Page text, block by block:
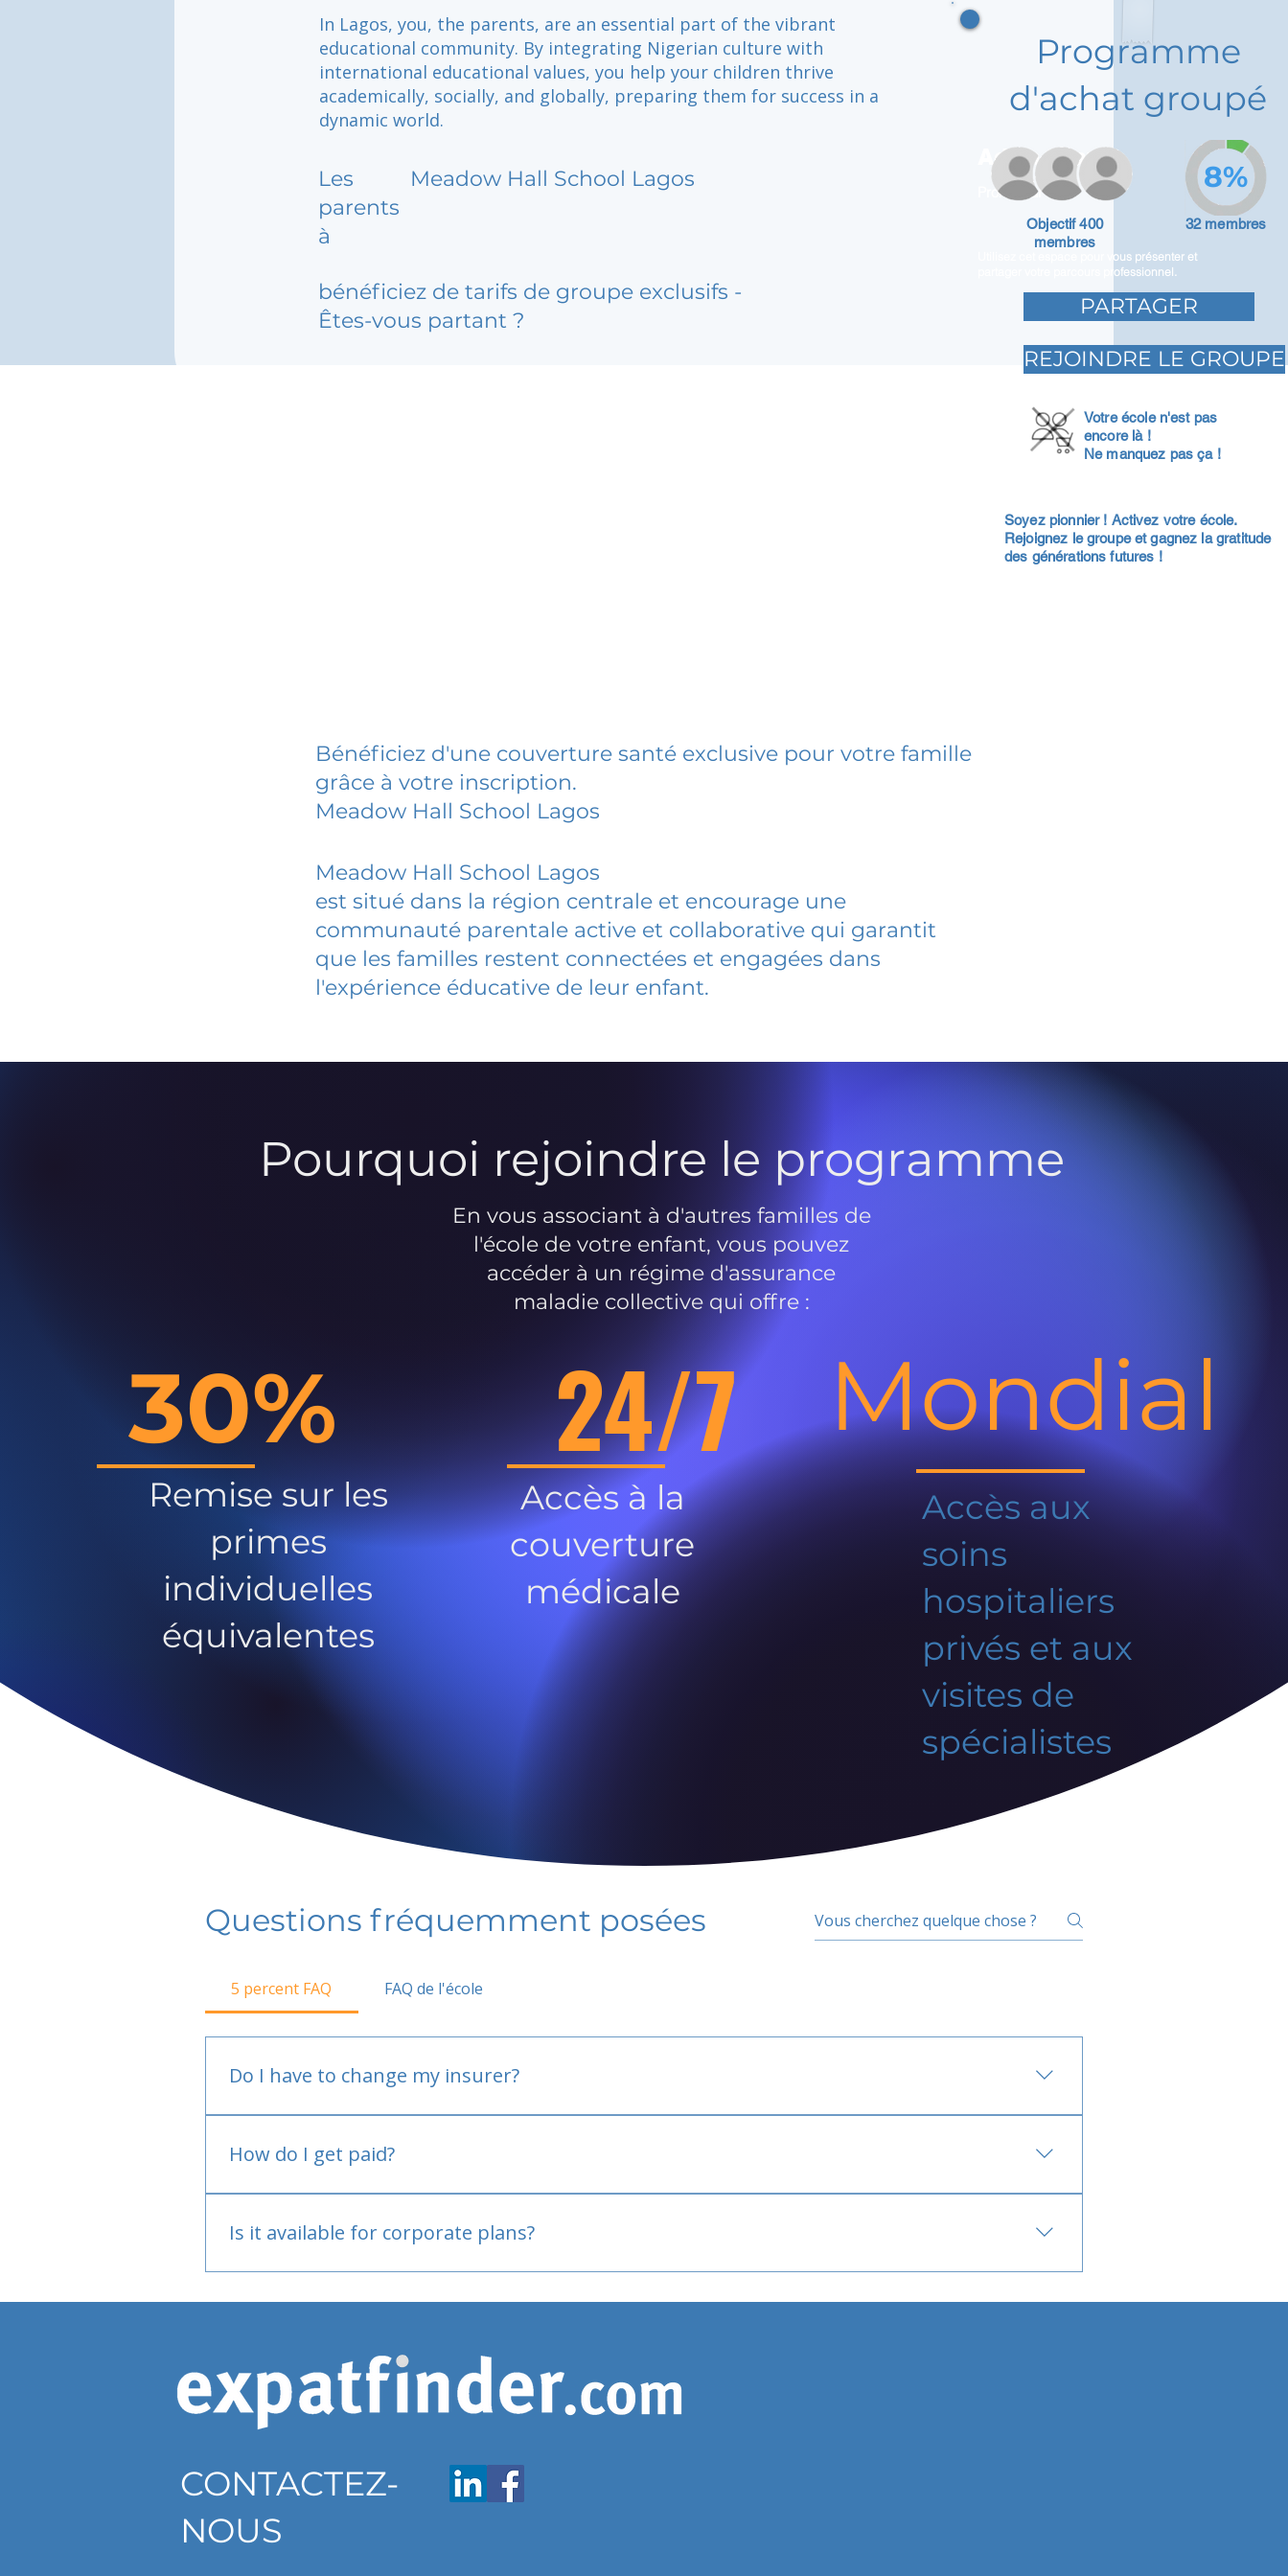
In Lagos, you, the parents, are an essential part of the vibrant
educational community. By integrating Nigerian culture with
international educational values, you help your children thrive
academically, socially, and globally, preparing them for success in a
dynamic world.
Les
parents
à
Meadow Hall School Lagos
bénéficiez de tarifs de groupe exclusifs -
Êtes-vous partant ?
Adam Caar
Promoteur
Utilisez cet espace pour vous présenter et
partager votre parcours professionnel.
Programme
d'achat groupé
Objectif 400
membres
32 membres
8%
PARTAGER
REJOINDRE LE GROUPE
Votre école n'est pas
encore là !
Ne manquez pas ça !
Soyez pionnier ! Activez votre école.
Rejoignez le groupe et gagnez la gratitude
des générations futures !
Bénéficiez d'une couverture santé exclusive pour votre famille
grâce à votre inscription.
Meadow Hall School Lagos
Meadow Hall School Lagos
est situé dans la région centrale et encourage une
communauté parentale active et collaborative qui garantit
que les familles restent connectées et engagées dans
l'expérience éducative de leur enfant.
Pourquoi rejoindre le programme
En vous associant à d'autres familles de
l'école de votre enfant, vous pouvez
accéder à un régime d'assurance
maladie collective qui offre :
30%
Remise sur les
primes
individuelles
équivalentes
24/7
Accès à la
couverture
médicale
Mondial
Accès aux
soins
hospitaliers
privés et aux
visites de
spécialistes
Questions fréquemment posées
5 percent FAQ FAQ de l'école
Do I have to change my insurer?
How do I get paid?
Is it available for corporate plans?
CONTACTEZ-
NOUS